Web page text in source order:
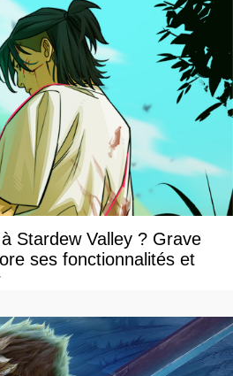
Stardew Valley ? Grave
ses fonctionnalités et